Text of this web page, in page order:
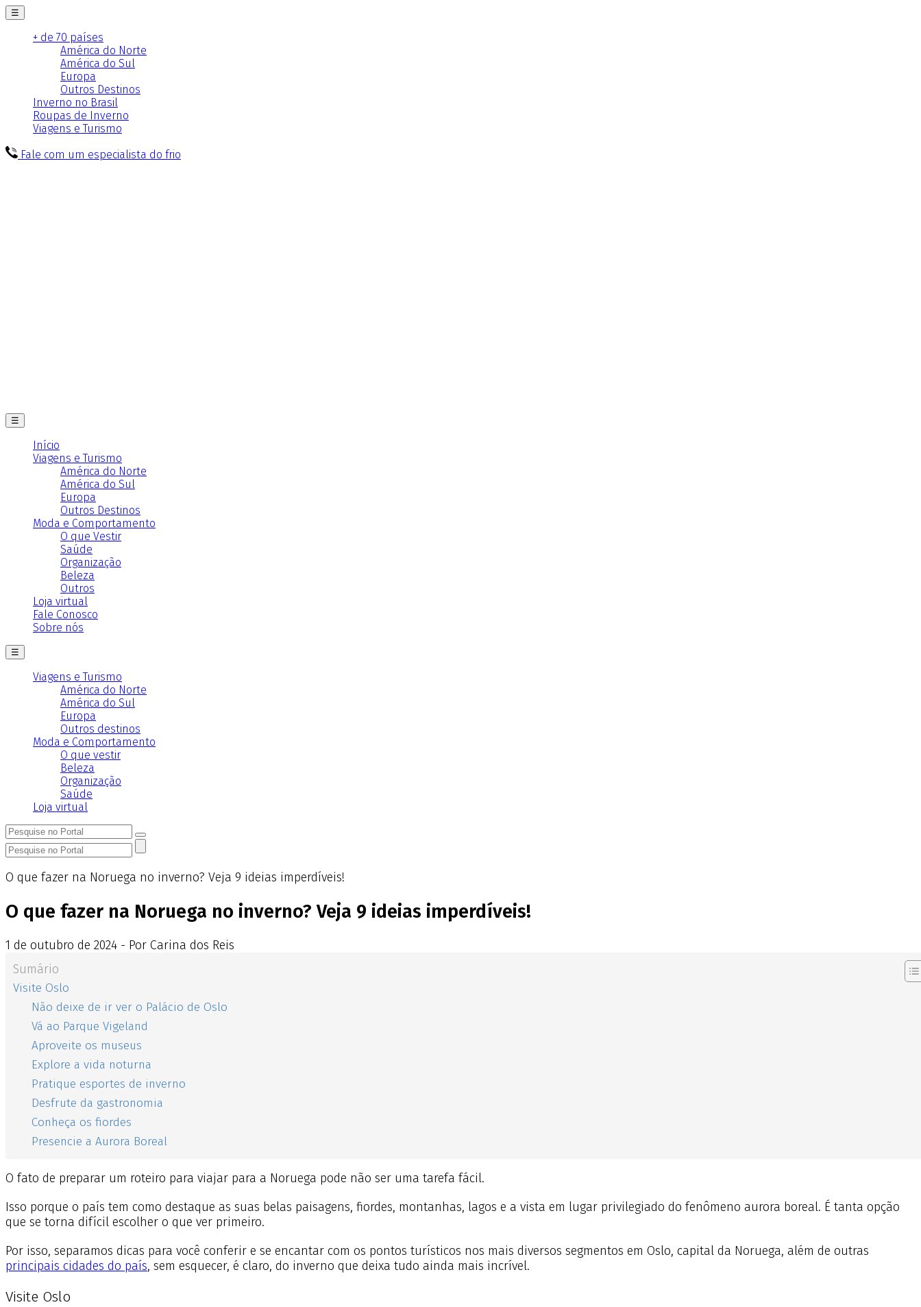
☰
+ de 70 países
América do Norte
América do Sul
Europa
Outros Destinos
Inverno no Brasil
Roupas de Inverno
Viagens e Turismo
Fale com um especialista do frio
☰
Início
Viagens e Turismo
América do Norte
América do Sul
Europa
Outros Destinos
Moda e Comportamento
O que Vestir
Saúde
Organização
Beleza
Outros
Loja virtual
Fale Conosco
Sobre nós
☰
Viagens e Turismo
América do Norte
América do Sul
Europa
Outros destinos
Moda e Comportamento
O que vestir
Beleza
Organização
Saúde
Loja virtual
O que fazer na Noruega no inverno? Veja 9 ideias imperdíveis!
O que fazer na Noruega no inverno? Veja 9 ideias imperdíveis!
1 de outubro de 2024 - Por Carina dos Reis
Sumário
Visite Oslo
Não deixe de ir ver o Palácio de Oslo
Vá ao Parque Vigeland
Aproveite os museus
Explore a vida noturna
Pratique esportes de inverno
Desfrute da gastronomia
Conheça os fiordes
Presencie a Aurora Boreal
O fato de preparar um roteiro para viajar para a Noruega pode não ser uma tarefa fácil.
Isso porque o país tem como destaque as suas belas paisagens, fiordes, montanhas, lagos e a vista em lugar privilegiado do fenômeno aurora boreal. É tanta opção
que se torna difícil escolher o que ver primeiro.
Por isso, separamos dicas para você conferir e se encantar com os pontos turísticos nos mais diversos segmentos em Oslo, capital da Noruega, além de outras
principais cidades do país, sem esquecer, é claro, do inverno que deixa tudo ainda mais incrível.
Visite Oslo